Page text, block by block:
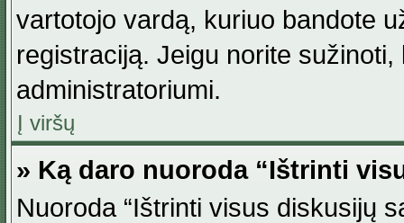
vartotojo vardą, kuriuo bandote
registraciją. Jeigu norite
administratoriumi.
Į viršų
» Ką daro nuoroda “Ištrinti
Nuoroda “Ištrinti visus diskusijų